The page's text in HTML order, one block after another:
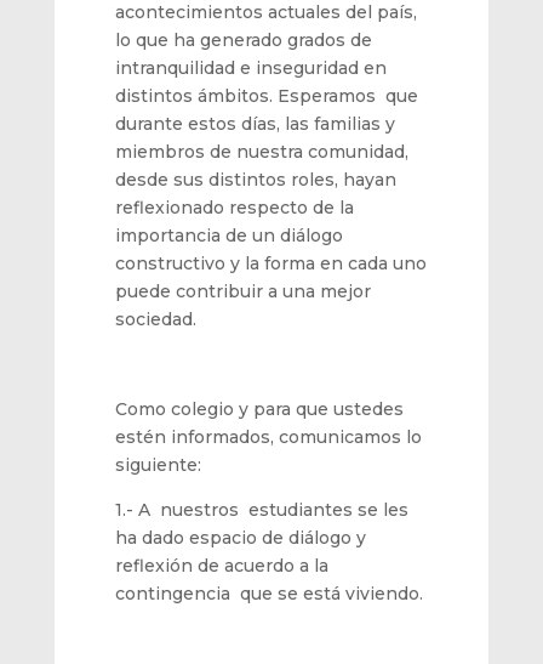
acontecimientos actuales del país,
lo que ha generado grados de
intranquilidad e inseguridad en
distintos ámbitos. Esperamos que
durante estos días, las familias y
miembros de nuestra comunidad,
desde sus distintos roles, hayan
reflexionado respecto de la
importancia de un diálogo
constructivo y la forma en cada uno
puede contribuir a una mejor
sociedad.
Como colegio y para que ustedes
estén informados, comunicamos lo
siguiente:
1.- A nuestros estudiantes se les
ha dado espacio de diálogo y
reflexión de acuerdo a la
contingencia que se está viviendo.